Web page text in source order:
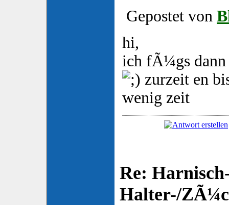
Gepostet von
hi,
ich fÃ¼gs dann
zurzeit en
wenig zeit
Re:
Halter-/